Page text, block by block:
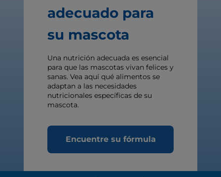
adecuado para
su mascota
Una nutrición adecuada es esencial
para que las mascotas vivan felices y
sanas. Vea aquí qué alimentos se
adaptan a las necesidades
nutricionales específicas de su
mascota.
Encuentre su fórmula